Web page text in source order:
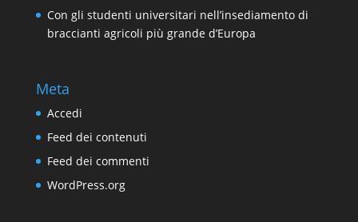
Con gli studenti universitari nell’insediamento di
braccianti agricoli più grande d’Europa
Meta
Accedi
Feed dei contenuti
Feed dei commenti
WordPress.org